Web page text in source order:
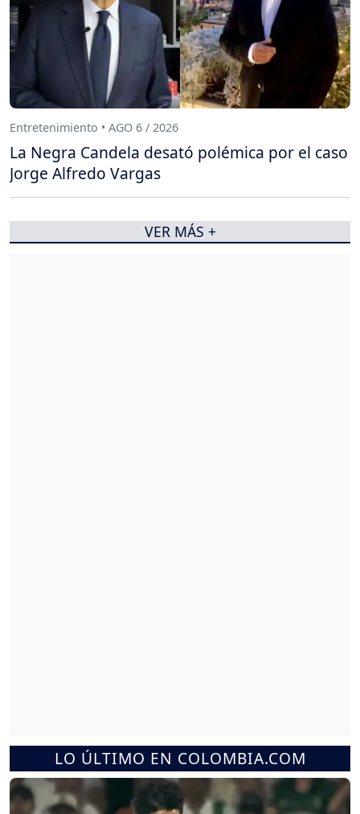
LO ÚLTIMO EN COLOMBIA.COM
Entretenimiento • AGO 6 / 2026
La Negra Candela desató polémica por el caso
Jorge Alfredo Vargas
VER MÁS +